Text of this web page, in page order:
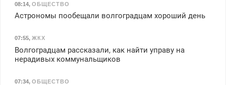
08:14, ОБЩЕСТВО
Астрономы пообещали волгоградцам хороший день
07:55, ЖКХ
Волгоградцам рассказали, как найти управу на
нерадивых коммунальщиков
07:34, ОБЩЕСТВО